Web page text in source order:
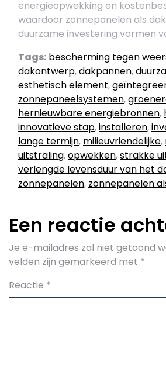
energieopwekking en
waardoor zonnepanelen als
duurzame investering vormen
Tags: bescherming tegen
dakontwerp,dakpannen,
esthetisch element,
zonnepaneelsystemen,
hernieuwbare energiebronnen,
innovatieve stap,installeren,
lange termijn, milieuvriendelijke,
uitstraling,opwekken,strakke
verlengde levensduur van het
zonnepanelen, zonnepanelen
Een reactie
Je e-mailadres zal niet getoond
velden zijn gemarkeerd met *
Reactie *